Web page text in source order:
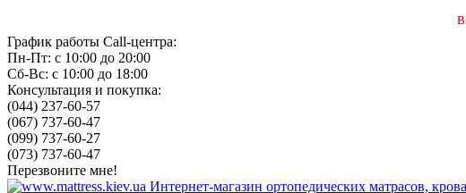
График работы Call-центра:
Пн-Пт: с 10:00 до 20:00
Сб-Вс: с 10:00 до 18:00
Консультация и покупка:
(044) 237-60-57
(067) 737-60-47
(099) 737-60-27
(073) 737-60-47
Перезвоните мне!